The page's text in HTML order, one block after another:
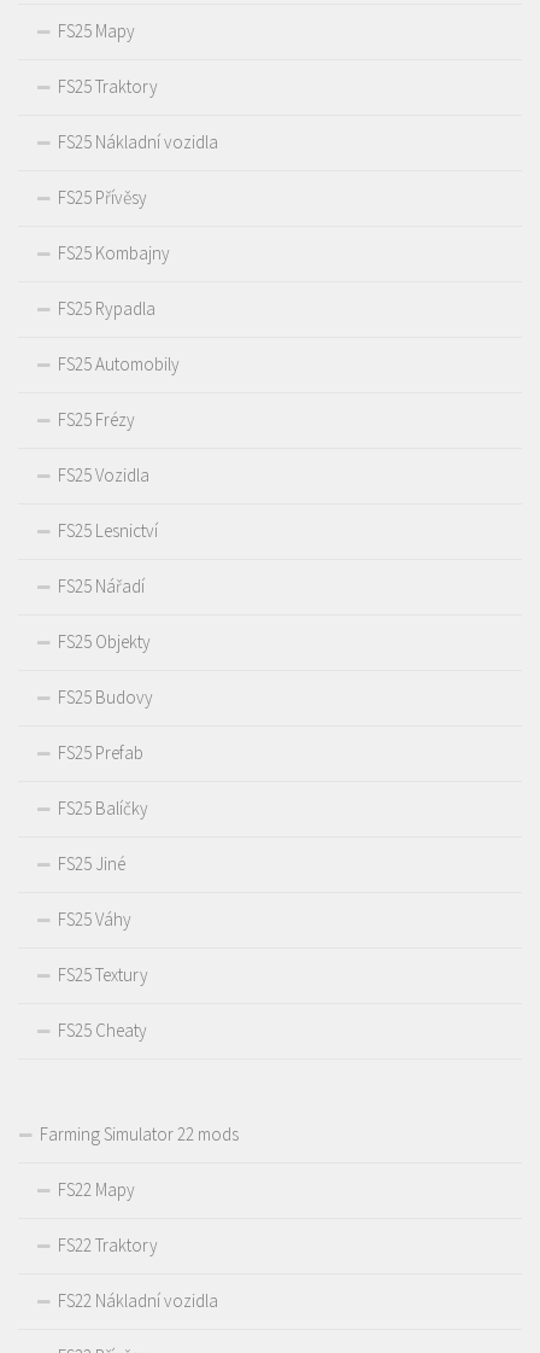
FS25 Mapy
FS25 Traktory
FS25 Nákladní vozidla
FS25 Přívěsy
FS25 Kombajny
FS25 Rypadla
FS25 Automobily
FS25 Frézy
FS25 Vozidla
FS25 Lesnictví
FS25 Nářadí
FS25 Objekty
FS25 Budovy
FS25 Prefab
FS25 Balíčky
FS25 Jiné
FS25 Váhy
FS25 Textury
FS25 Cheaty
Farming Simulator 22 mods
FS22 Mapy
FS22 Traktory
FS22 Nákladní vozidla